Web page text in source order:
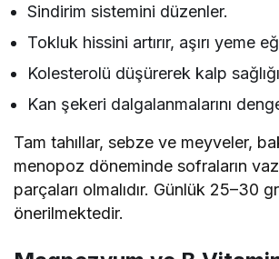
Sindirim sistemini düzenler.
Tokluk hissini artırır, aşırı yeme
Kolesterolü düşürerek kalp
Kan şekeri dalgalanmalarını
Tam tahıllar, sebze ve meyveler,
menopoz döneminde sofraların
parçaları olmalıdır. Günlük 25–30
önerilmektedir.